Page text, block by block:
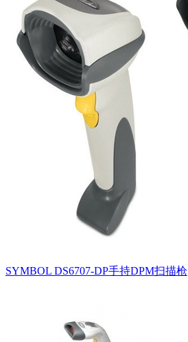
SYMBOL DS6707-DP手持DPM扫描枪